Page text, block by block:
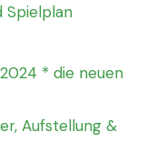
Spielplan
* die neuen
Aufstellung &